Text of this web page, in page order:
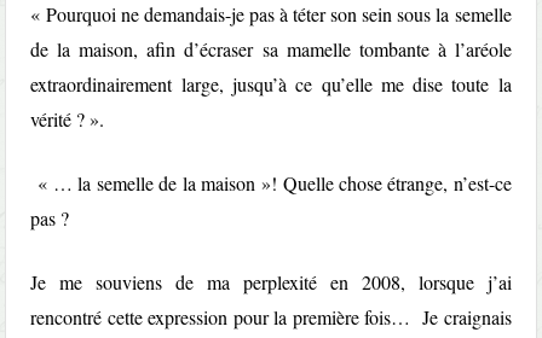
« Pourquoi ne demandais-je pas à téter son sein sous la semelle
de la maison, afin d’écraser sa mamelle tombante à l’aréole
extraordinairement large, jusqu’à ce qu’elle me dise toute la
vérité ? ».
« … la semelle de la maison »! Quelle chose étrange, n’est-ce
pas ?
Je me souviens de ma perplexité en 2008, lorsque j’ai
rencontré cette expression pour la première fois… Je craignais